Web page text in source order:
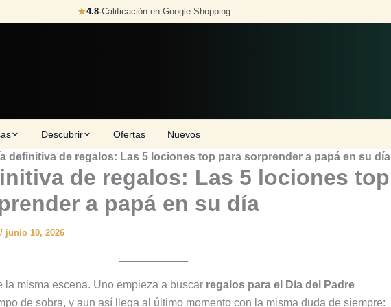
★4.8·Calificación en Google Shopping
Descubrir Ofertas Nuevos
definitiva de regalos: Las 5 lociones top para sorprender a papá en su día
de regalos: Las 5 lociones top
a papá en su día
/ junio 10, 2026
la misma escena. Uno empieza a buscar regalos para el Día del Padre
de sobra, y aun así llega al último momento con la misma duda de siempre: